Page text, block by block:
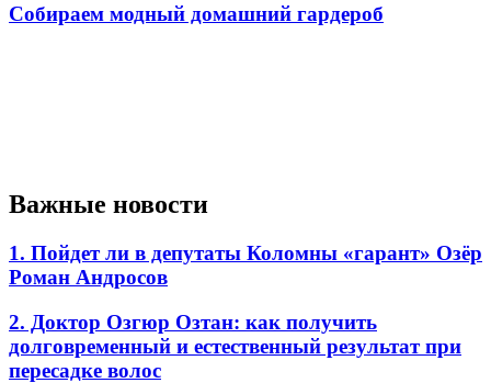
Собираем модный домашний гардероб
Важные новости
1. Пойдет ли в депутаты Коломны «гарант» Озёр
Роман Андросов
2. Доктор Озгюр Озтан: как получить
долговременный и естественный результат при
пересадке волос